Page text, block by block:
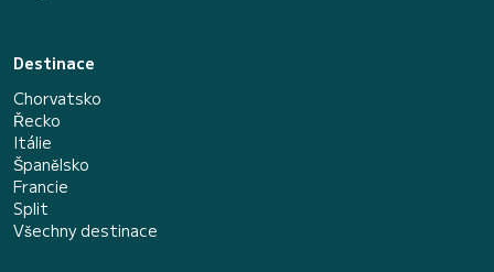
Destinace
Chorvatsko
Řecko
Itálie
Španělsko
Francie
Split
Všechny destinace